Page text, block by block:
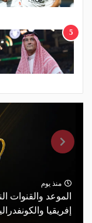
5
منذ يوم
الموعد والقنوات
إفريقيا